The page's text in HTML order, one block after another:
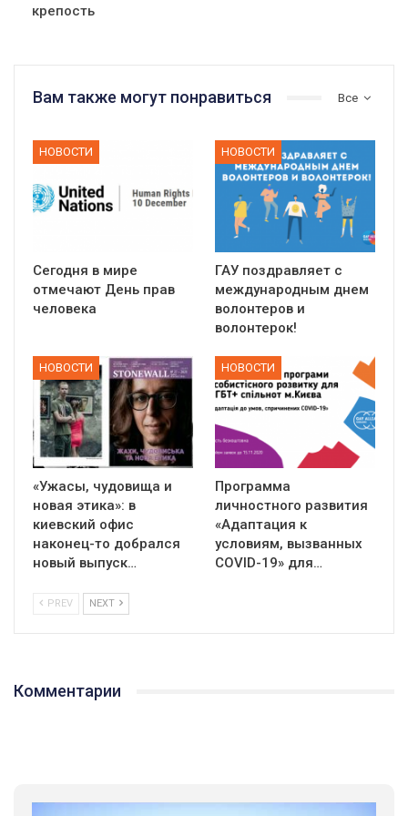
крепость
Все
Вам также могут понравиться
НОВОСТИ
Сегодня в мире
отмечают День прав
человека
НОВОСТИ
ГАУ поздравляет с
международным днем
волонтеров и
волонтерок!
НОВОСТИ
«Ужасы, чудовища и
новая этика»: в
киевский офис
наконец-то добрался
новый выпуск…
НОВОСТИ
Программа
личностного развития
«Адаптация к
условиям, вызванных
СOVID-19» для…
PREV NEXT
Комментарии
В цьому році, пандемія та COVІD-19 не дали нам можливості